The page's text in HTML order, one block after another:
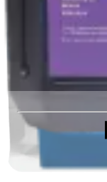
ETHIOPIA
MIX DECAF
COFFEE
COLD BREW
3L